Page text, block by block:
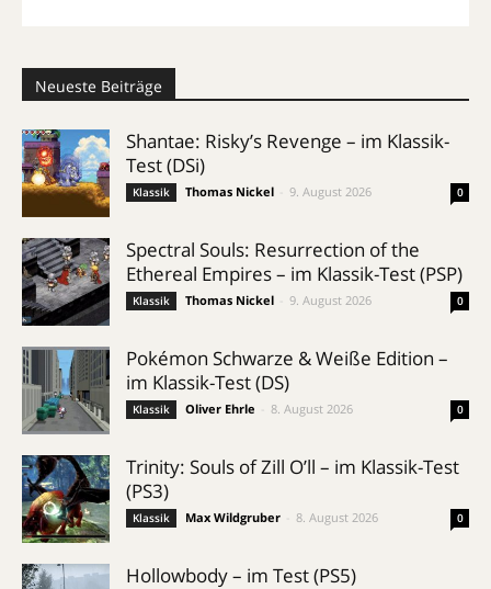
Neueste Beiträge
Shantae: Risky’s Revenge – im Klassik-
Test (DSi)
Klassik Thomas Nickel 9. August 2026 0
Spectral Souls: Resurrection of the
Ethereal Empires – im Klassik-Test (PSP)
Klassik Thomas Nickel 9. August 2026 0
Pokémon Schwarze & Weiße Edition –
im Klassik-Test (DS)
Klassik Oliver Ehrle 8. August 2026 0
Trinity: Souls of Zill O’ll – im Klassik-Test
(PS3)
Klassik Max Wildgruber 8. August 2026 0
Hollowbody – im Test (PS5)